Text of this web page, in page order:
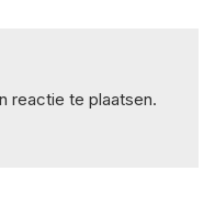
reactie te plaatsen.